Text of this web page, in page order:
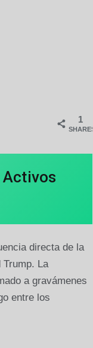
1
SHARES
directa de la
La
a gravámenes
entre los